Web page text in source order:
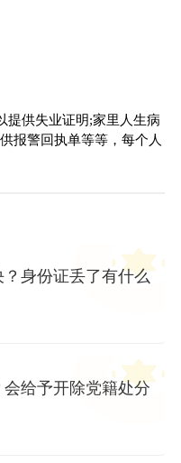
提供失业证明;家里人生病
报警回执单等等，每个人
身份证丢了有什么
给予开除党籍处分